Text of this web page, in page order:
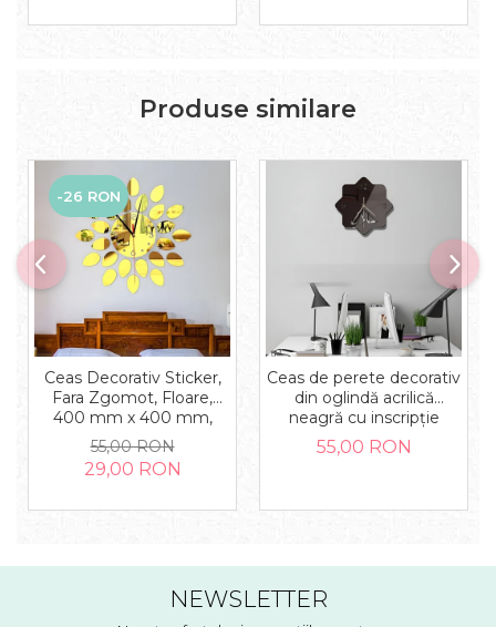
Produse similare
-26 RON
Ceas Decorativ Sticker,
Fara Zgomot, Floare,
400 mm x 400 mm,
Auriu
55,00 RON
29,00 RON
Ceas de perete decorativ
din oglindă acrilică
neagră cu inscripție
"Muhammad"
55,00 RON
NEWSLETTER